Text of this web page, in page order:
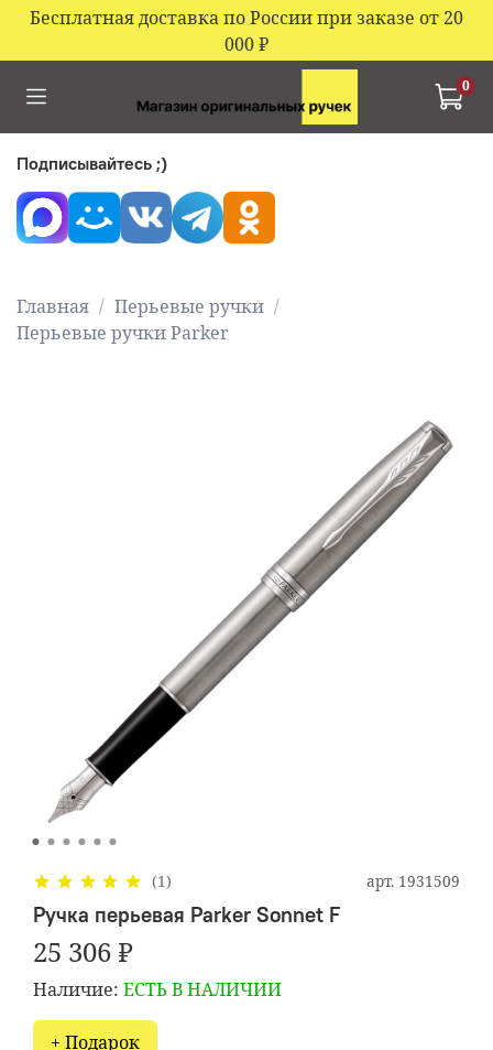
Бесплатная доставка по России при заказе от 20
000₽
0
Главная
Перьевые ручки
Перьевые ручки Parker
(1) арт. 1931509
Ручка перьевая Parker Sonnet F
25 306 ₽
Наличие: ЕСТЬ В НАЛИЧИИ
+ Подарок
Подписывайтесь ;)